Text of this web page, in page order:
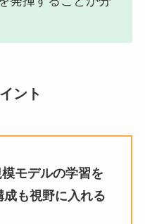
ント
モデルの学習を
も視野に入れる